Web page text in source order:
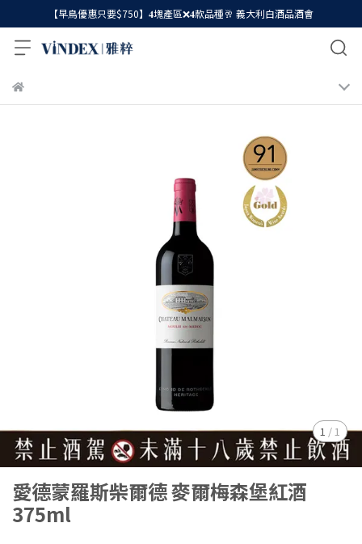
【早鳥優惠只要$750】𝟒塊產區❌𝟒款品種🥂 義大利白酒品酒會
1 / 1
愛德蒙羅斯柴爾德 麥爾梅森堡紅酒
375ml